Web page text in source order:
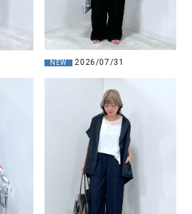
NEW 2026/07/31